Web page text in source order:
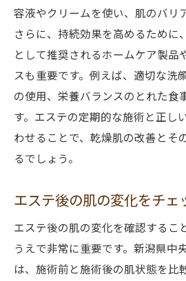
容液やクリームを使い、肌のバリ
さらに、持続効果を高めるために
として推奨されるホームケア製品
スも重要です。例えば、適切な洗
の使用、栄養バランスのとれた食
す。エステの定期的な施術と正し
わせることで、乾燥肌の改善とそ
るでしょう。
エステ後の肌の変化をチェ
エステ後の肌の変化を確認するこ
うえで非常に重要です。新潟県中
は、施術前と施術後の肌状態を比